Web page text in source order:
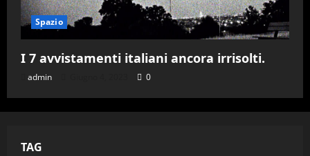
Spazio
I 7 avvistamenti italiani ancora irrisolti.
admin 0
TAG